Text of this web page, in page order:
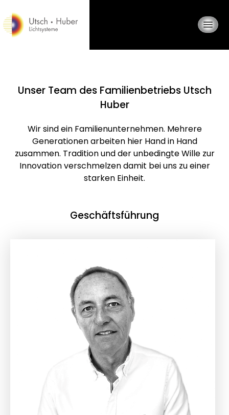
Inhalt
springen
Unser Team des Familienbetriebs Utsch
Huber
Wir sind ein Familienunternehmen. Mehrere
Generationen arbeiten hier Hand in Hand
zusammen. Tradition und der unbedingte Wille zur
Innovation verschmelzen damit bei uns zu einer
starken Einheit.
Geschäftsführung